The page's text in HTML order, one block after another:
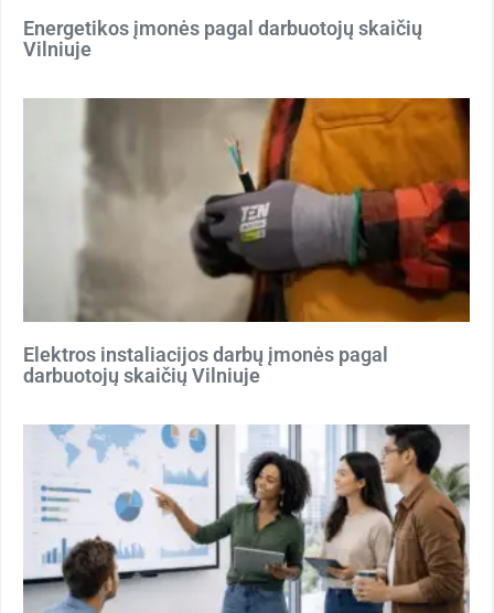
Energetikos įmonės pagal darbuotojų skaičių
Vilniuje
Elektros instaliacijos darbų įmonės pagal
darbuotojų skaičių Vilniuje